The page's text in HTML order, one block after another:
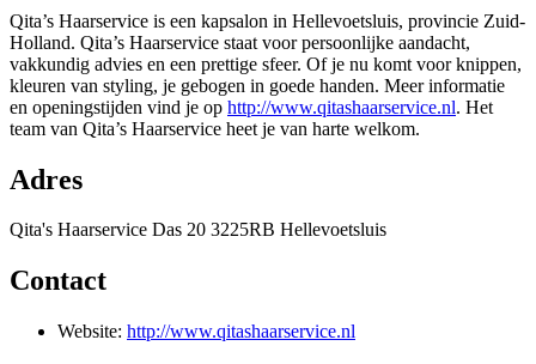
Qita’s Haarservice is een kapsalon in Hellevoetsluis, provincie Zuid-
Holland. Qita’s Haarservice staat voor persoonlijke aandacht,
vakkundig advies en een prettige sfeer. Of je nu komt voor knippen,
kleuren van styling, je gebogen in goede handen. Meer informatie
en openingstijden vind je op http://www.qitashaarservice.nl. Het
team van Qita’s Haarservice heet je van harte welkom.
Adres
Qita's Haarservice Das 20 3225RB Hellevoetsluis
Contact
Website: http://www.qitashaarservice.nl